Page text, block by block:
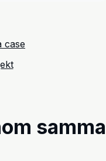
case
samma